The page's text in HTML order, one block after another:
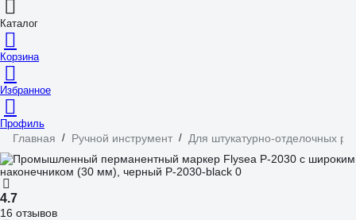
Каталог
Корзина
Избранное
Профиль
Главная / Ручной инструмент / Для штукатурно-отделочных
4.7
16 отзывов